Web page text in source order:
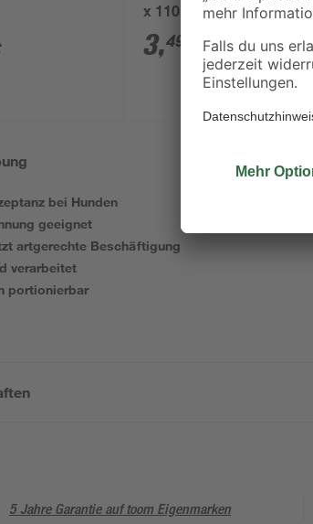
x 110 x 65 mm
3,49
bei Hunden
geeignet
artgerechte Beschäftigung
verarbeitet
portionierbar
5 Jahre Garantie auf toom Eigenmarken